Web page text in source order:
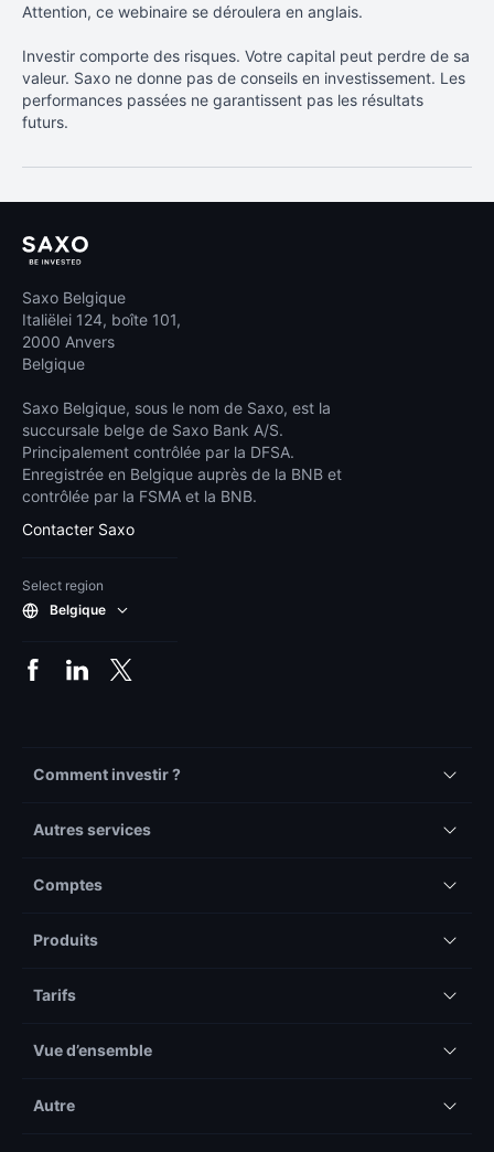
Attention, ce webinaire se déroulera en anglais.
Investir comporte des risques. Votre capital peut perdre de sa
valeur. Saxo ne donne pas de conseils en investissement. Les
performances passées ne garantissent pas les résultats
futurs.
Saxo Belgique
Italiëlei 124, boîte 101,
2000 Anvers
Belgique
Saxo Belgique, sous le nom de Saxo, est la
succursale belge de Saxo Bank A/S.
Principalement contrôlée par la DFSA.
Enregistrée en Belgique auprès de la BNB et
contrôlée par la FSMA et la BNB.
Contacter Saxo
Select region
Belgique
Comment investir ?
Autres services
Comptes
Produits
Tarifs
Vue d’ensemble
Autre